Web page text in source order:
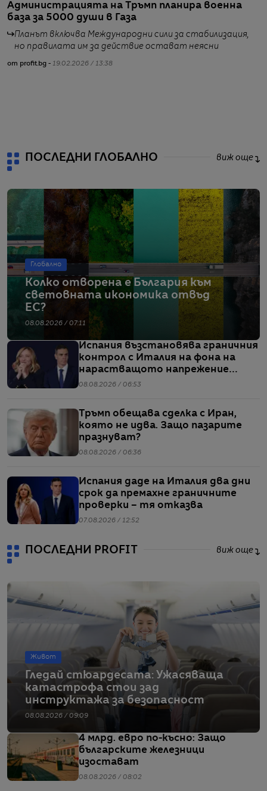
Администрацията на Тръмп планира военна
база за 5000 души в Газа
Планът включва Международни сили за стабилизация,
но правилата им за действие остават неясни
от profit.bg - 19.02.2026 / 13:38
ПОСЛЕДНИ ГЛОБАЛНО виж още
Глобално
Колко отворена е България към
световната икономика отвъд
ЕС?
08.08.2026 / 07:11
Испания възстановява граничния
контрол с Италия на фона на
нарастващото напрежение
заради мигрантите
08.08.2026 / 06:53
Тръмп обещава сделка с Иран,
която не идва. Защо пазарите
празнуват?
08.08.2026 / 06:36
Испания даде на Италия два дни
срок да премахне граничните
проверки – тя отказва
07.08.2026 / 12:52
ПОСЛЕДНИ PROFIT виж още
Живот
Гледай стюардесата: Ужасяваща
катастрофа стои зад
инструктажа за безопасност
08.08.2026 / 09:09
4 млрд. евро по-късно: Защо
българските железници
изостават
08.08.2026 / 08:02